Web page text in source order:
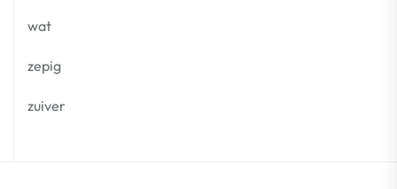
wat
zepig
zuiver